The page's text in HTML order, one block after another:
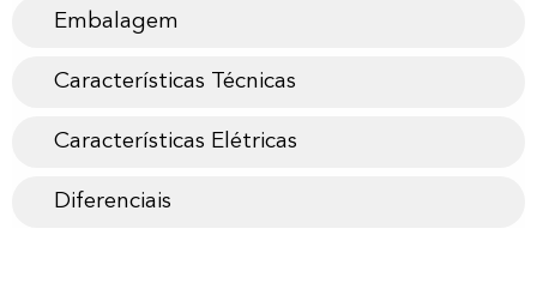
Embalagem
Características Técnicas
Características Elétricas
Diferenciais